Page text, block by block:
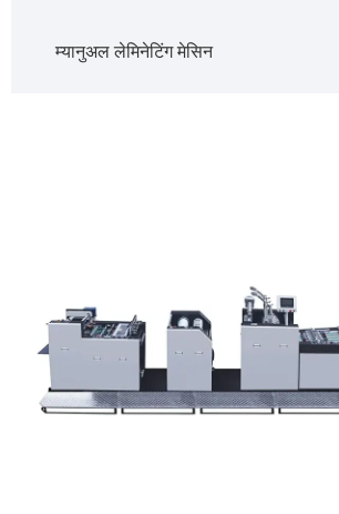
म्यानुअल लेमिनेटिंग मेसिन